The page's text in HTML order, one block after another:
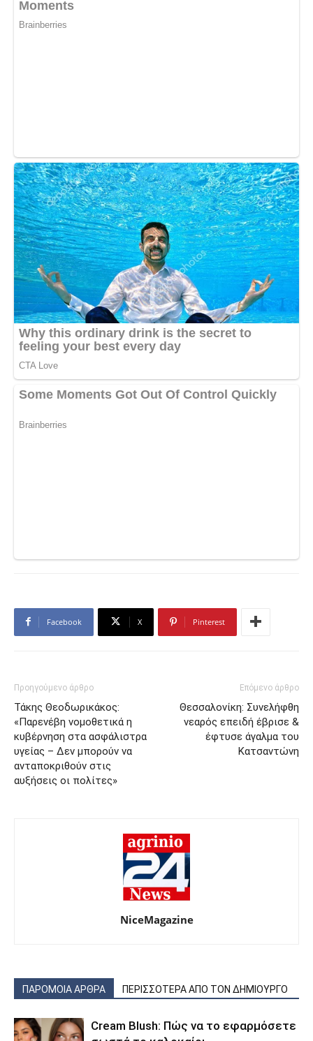
Facebook X Pinterest
Προηγούμενο άρθρο
Τάκης Θεοδωρικάκος:
«Παρενέβη νομοθετικά η
κυβέρνηση στα ασφάλιστρα
υγείας – Δεν μπορούν να
ανταποκριθούν στις
αυξήσεις οι πολίτες»
Επόμενο άρθρο
Θεσσαλονίκη: Συνελήφθη
νεαρός επειδή έβρισε &
έφτυσε άγαλμα του
Κατσαντώνη
NiceMagazine
ΠΑΡΟΜΟΙΑ ΑΡΘΡΑ ΠΕΡΙΣΣΟΤΕΡΑ ΑΠΟ ΤΟΝ ΔΗΜΙΟΥΡΓΟ
Cream Blush: Πώς να το εφαρμόσετε